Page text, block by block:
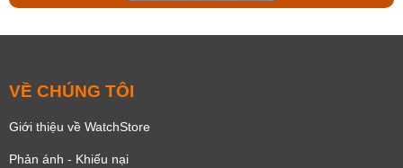
VỀ CHÚNG TÔI
Giới thiệu về WatchStore
Phản ánh - Khiếu nại